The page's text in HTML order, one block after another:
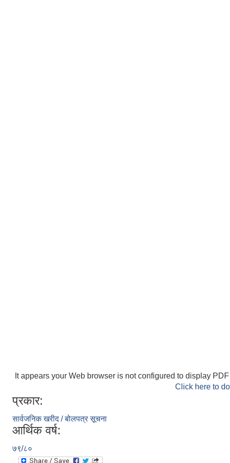
It appears your Web browser is not configured to display
Click here to
प्रकार:
सार्वजनिक खरीद / बोलपत्र सूचना
आर्थिक वर्ष:
७९/८०